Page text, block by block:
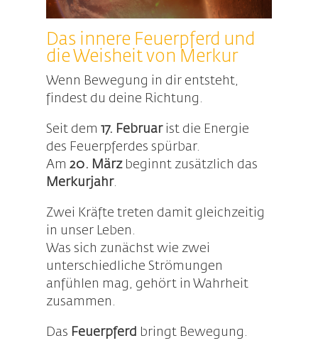
Das innere Feuerpferd und
die Weisheit von Merkur
Wenn Bewegung in dir entsteht,
findest du deine Richtung.
Seit dem 17. Februarist die Energie
des Feuerpferdes spürbar.
Am 20. Märzbeginnt zusätzlich das
Merkurjahr.
Zwei Kräfte treten damit gleichzeitig
in unser Leben.
Was sich zunächst wie zwei
unterschiedliche Strömungen
anfühlen mag, gehört in Wahrheit
zusammen.
Das Feuerpferd bringt Bewegung.